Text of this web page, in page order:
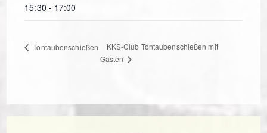
15:30 - 17:00
Tontaubenschießen
KKS-Club Tontaubenschießen mit
Gästen